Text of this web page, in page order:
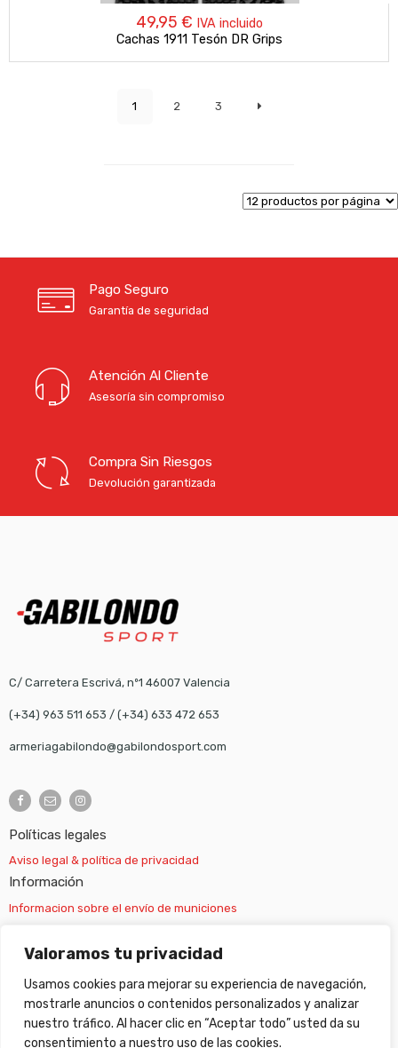
Valoramos tu privacidad
Usamos cookies para mejorar su experiencia de navegación,
mostrarle anuncios o contenidos personalizados y analizar
nuestro tráfico. Al hacer clic en “Aceptar todo” usted da su
consentimiento a nuestro uso de las cookies.
49,95 € IVA incluido
Cachas 1911 Tesón DR Grips
1 2 3
Pago Seguro
Garantía de seguridad
Atención Al Cliente
Asesoría sin compromiso
Compra Sin Riesgos
Devolución garantizada
C/ Carretera Escrivá, nº1 46007 Valencia
(+34) 963 511 653 / (+34) 633 472 653
armeriagabilondo@gabilondosport.com
Políticas legales
Aviso legal & política de privacidad
Información
Informacion sobre el envío de municiones
Información sobre el envío de armas
Cambios y devoluciones
Suscripción newsletter